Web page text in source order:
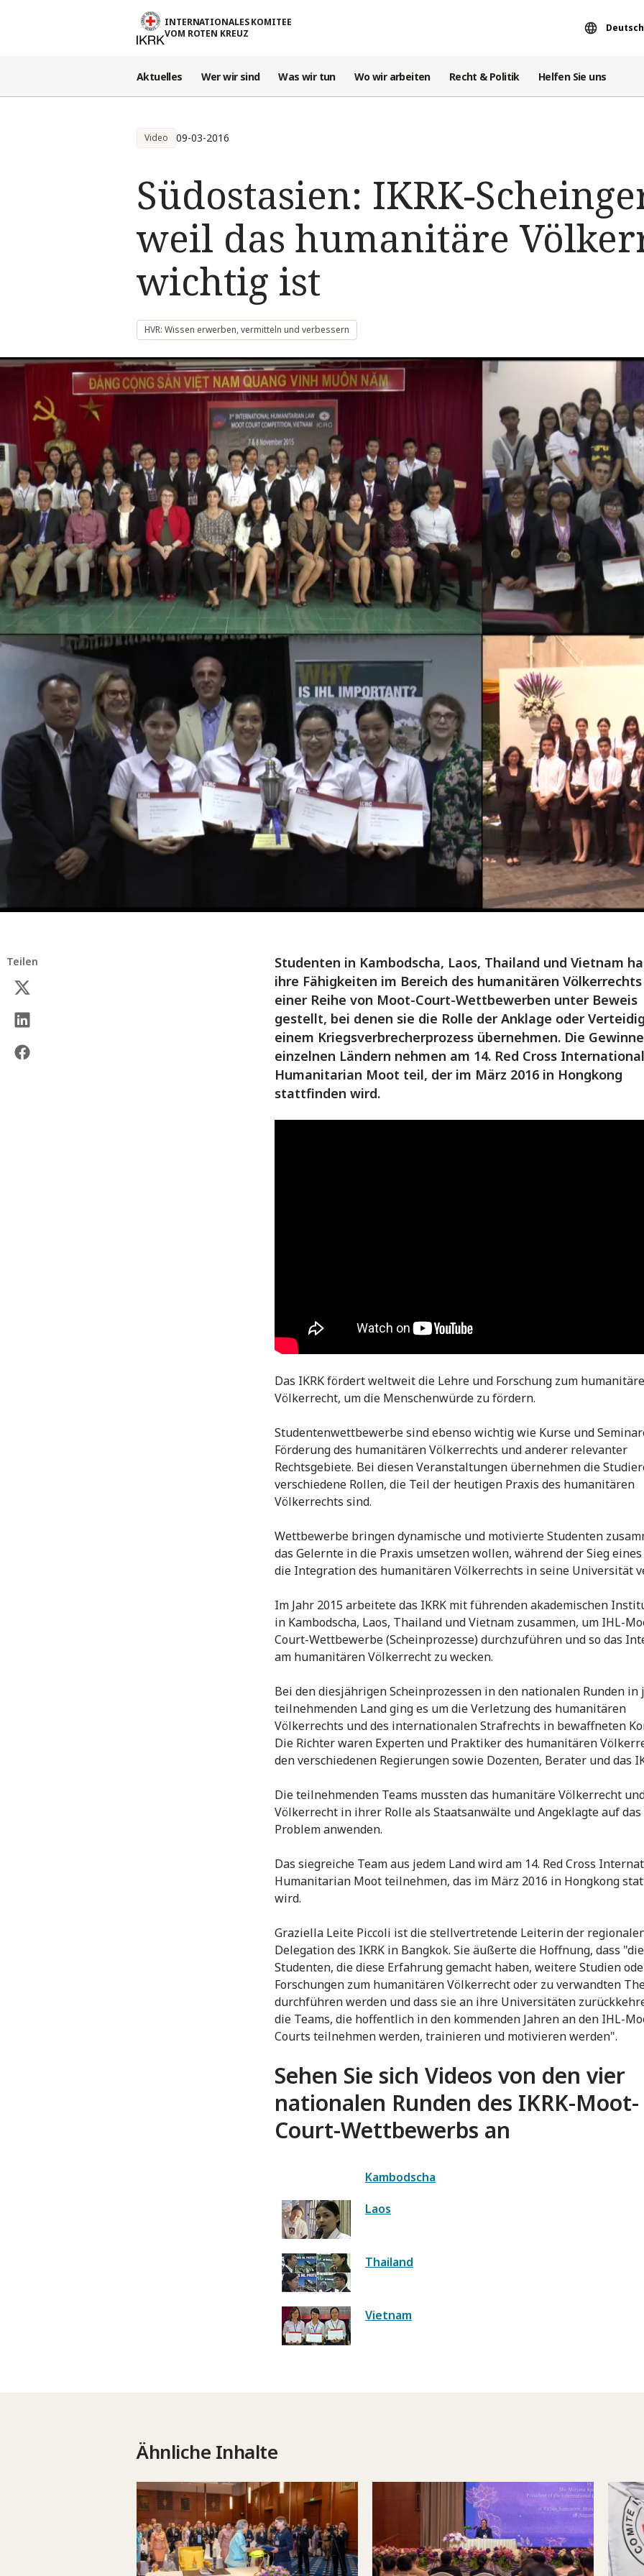
INTERNATIONALES KOMITEE
VOM ROTEN KREUZ
Deutsch
Aktuelles Wer wir sind Was wir tun Wo wir arbeiten Recht & Politik Helfen Sie uns
Video 09-03-2016
Südostasien: IKRK-
weil das humanitäre
wichtig ist
HVR: Wissen erwerben, vermitteln und verbessern
Teilen
Studenten in Kambodscha, Laos, Thailand und Vietnam
ihre Fähigkeiten im Bereich des humanitären
einer Reihe von Moot-Court-Wettbewerben unter Beweis
gestellt, bei denen sie die Rolle der Anklage oder
einem Kriegsverbrecherprozess übernehmen. Die
einzelnen Ländern nehmen am 14. Red Cross International
Humanitarian Moot teil, der im März 2016 in Hongkong
stattfinden wird.
Das IKRK fördert weltweit die Lehre und Forschung zum
Völkerrecht, um die Menschenwürde zu fördern.
Studentenwettbewerbe sind ebenso wichtig wie Kurse und
Förderung des humanitären Völkerrechts und anderer relevanter
Rechtsgebiete. Bei diesen Veranstaltungen übernehmen die
verschiedene Rollen, die Teil der heutigen Praxis des humanitären
Völkerrechts sind.
Wettbewerbe bringen dynamische und motivierte Studenten
das Gelernte in die Praxis umsetzen wollen, während der Sieg eines
die Integration des humanitären Völkerrechts in seine Universität
Im Jahr 2015 arbeitete das IKRK mit führenden akademischen
in Kambodscha, Laos, Thailand und Vietnam zusammen, um IHL-
Court-Wettbewerbe (Scheinprozesse) durchzuführen und so das
am humanitären Völkerrecht zu wecken.
Bei den diesjährigen Scheinprozessen in den nationalen Runden in
teilnehmenden Land ging es um die Verletzung des humanitären
Völkerrechts und des internationalen Strafrechts in bewaffneten
Die Richter waren Experten und Praktiker des humanitären
den verschiedenen Regierungen sowie Dozenten, Berater und das
Die teilnehmenden Teams mussten das humanitäre Völkerrecht
Völkerrecht in ihrer Rolle als Staatsanwälte und Angeklagte auf
Problem anwenden.
Das siegreiche Team aus jedem Land wird am 14. Red Cross
Humanitarian Moot teilnehmen, das im März 2016 in Hongkong
wird.
Graziella Leite Piccoli ist die stellvertretende Leiterin der
Delegation des IKRK in Bangkok. Sie äußerte die Hoffnung, dass "die
Studenten, die diese Erfahrung gemacht haben, weitere Studien
Forschungen zum humanitären Völkerrecht oder zu verwandten
durchführen werden und dass sie an ihre Universitäten
die Teams, die hoffentlich in den kommenden Jahren an den IHL-
Courts teilnehmen werden, trainieren und motivieren werden".
Sehen Sie sich Videos von den vier
nationalen Runden des IKRK-Moot-
Court-Wettbewerbs an
Kambodscha
Laos
Thailand
Vietnam
Ähnliche Inhalte